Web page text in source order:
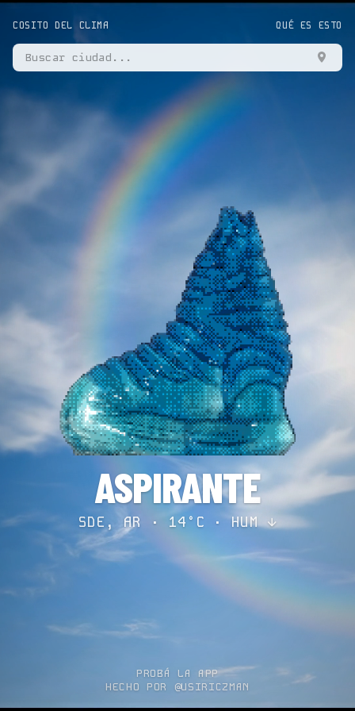
COSITO DEL CLIMA QUÉ ES ESTO
ASPIRANTE
SDE, AR · 14°C ·HUM ↓
PROBÁ LA APP
HECHO POR @USIRICZMAN